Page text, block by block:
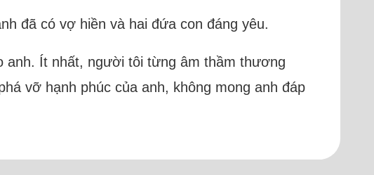
đã có vợ hiền và hai đứa con đáng yêu.
anh. Ít nhất, người tôi từng âm thầm thương
vỡ hạnh phúc của anh, không mong anh đáp